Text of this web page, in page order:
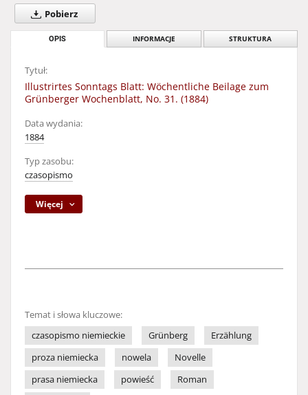
Pobierz
OPIS INFORMACJE STRUKTURA
Tytuł:
Illustrirtes Sonntags Blatt: Wöchentliche Beilage zum
Grünberger Wochenblatt, No. 31. (1884)
Data wydania:
1884
Typ zasobu:
czasopismo
Więcej
Temat i słowa kluczowe:
czasopismo niemieckie
Grünberg
Erzählung
proza niemiecka
nowela
Novelle
prasa niemiecka
powieść
Roman